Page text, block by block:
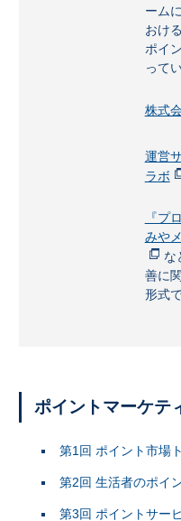
ーム
おけ
ポイ
って
株式
運営
ラボ
『プ
みや
な
善に
形式
ポイントマーケテ
第1回 ポイント市場
第2回 生活者のポイ
第3回 ポイントサー